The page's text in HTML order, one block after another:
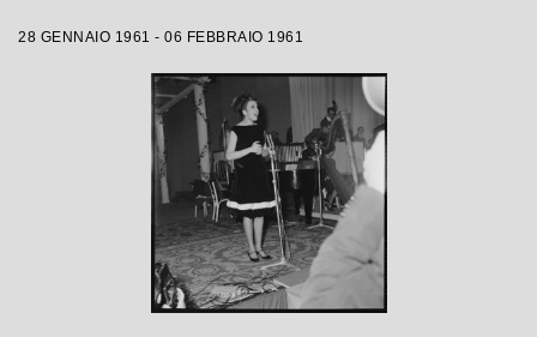
28 GENNAIO 1961 - 06 FEBBRAIO 1961